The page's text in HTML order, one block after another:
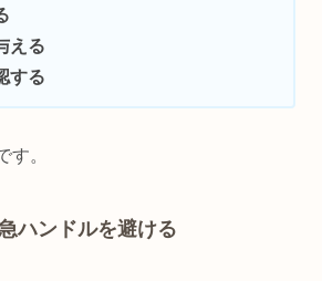
える
する
す。
ハンドルを避ける